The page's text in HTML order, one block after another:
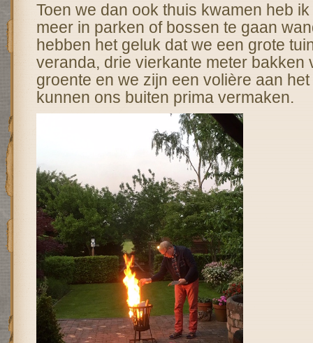
Toen we dan ook thuis kwamen heb
meer in parken of bossen te gaan
hebben het geluk dat we een grote
veranda, drie vierkante meter bakken
groente en we zijn een volière aan
kunnen ons buiten prima vermaken.